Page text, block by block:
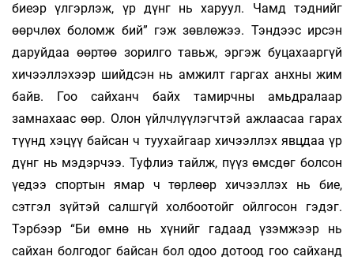
биеэр үлгэрлэж, үр дүнг нь харуул. Чамд тэднийг
өөрчлөх боломж бий” гэж зөвлөжээ. Тэндээс ирсэн
даруйдаа өөртөө зорилго тавьж, эргэж буцахааргүй
хичээллэхээр шийдсэн нь амжилт гаргах анхны жим
байв. Гоо сайханч байх тамирчны амьдралаар
замнахаас өөр. Олон үйлчлүүлэгчтэй ажлаасаа гарах
түүнд хэцүү байсан ч туухайгаар хичээллэх явцдаа үр
дүнг нь мэдэрчээ. Туфлиэ тайлж, пүүз өмсдөг болсон
үедээ спортын ямар ч төрлөөр хичээллэх нь бие,
сэтгэл зүйтэй салшгүй холбоотойг ойлгосон гэдэг.
Тэрбээр “Би өмнө нь хүнийг гадаад үзэмжээр нь
сайхан болгодог байсан бол одоо дотоод гоо сайханд